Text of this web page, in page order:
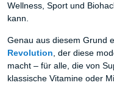
Wellness, Sport und
kann.
Genau aus diesem Grund
Revolution , der diese
macht – für alle, die von
klassische Vitamine oder